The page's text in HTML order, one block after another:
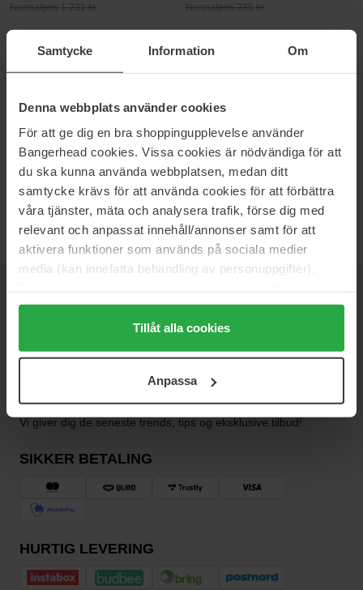
Samtycke Information Om
Denna webbplats använder cookies
För att ge dig en bra shoppingupplevelse använder
Bangerhead cookies. Vissa cookies är nödvändiga för att
du ska kunna använda webbplatsen, medan ditt
samtycke krävs för att använda cookies för att förbättra
våra tjänster, mäta och analysera trafik, förse dig med
relevant och anpassat innehåll/annonser samt för att
aktivera funktioner som används på sociala medier
media (kan innefatta behandling av personuppgifter).
Genom att trycka på "Tillåt alla cookies" accepterar du
alla cookies, medan du under "Detaljer" kan anpassa
användningen av cookies. Du kan när som helst återkalla
samt vår Integritetspolicy.
Tillåt alla cookies
Anpassa
Normalpris 1 231 kr Normalpris 235 kr
Aqua Majestae Botanical
Cologne50 ml
Normalpris 470 kr
Aqua Paradisi Botanical
Cologne50 ml
Normalpris 470 kr
EAU DE TOILETTE
Hos Bangerhead finder du et stort udvalg Eau de Toilette Unisex, til
lavpris med hurtig levering.
Vil du have de bedste beauty-nyheder direkte i din indbakke?
Vi giver dig de seneste trends, tips og eksklusive tilbud!
SIKKER BETALING
HURTIG LEVERING